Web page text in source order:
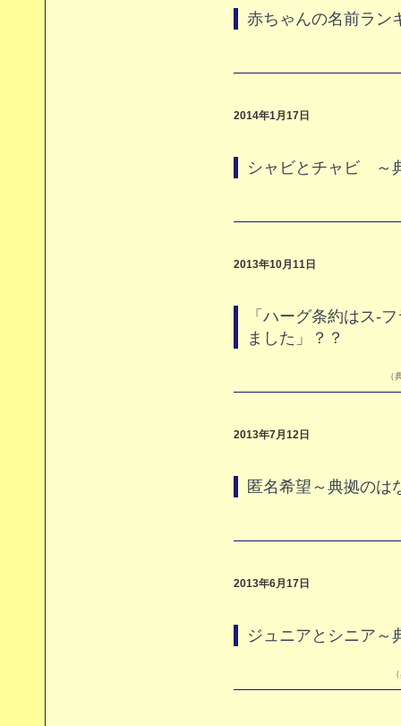
赤ちゃんの名前ラン
2014年1月17日
シャビとチャビ ～
2013年10月11日
「ハーグ条約はス‐
ました」？？
2013年7月12日
匿名希望～典拠のは
2013年6月17日
ジュニアとシニア～